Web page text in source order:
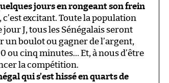
jours en rongeant son frein
c’est excitant. Toute la population
jour J, tous les Sénégalais seront
un boulot ou gagner de l’argent,
ou cinq minutes… Et, à nous d’être
la compétition.
qui s’est hissé en quarts de